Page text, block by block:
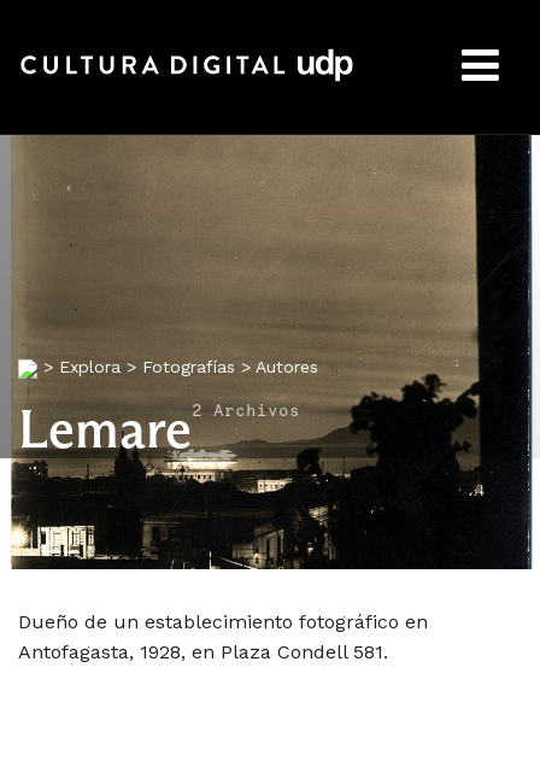
> Explora > Fotografías > Autores
Lemare2 Archivos
Dueño de un establecimiento fotográfico en
Antofagasta, 1928, en Plaza Condell 581.